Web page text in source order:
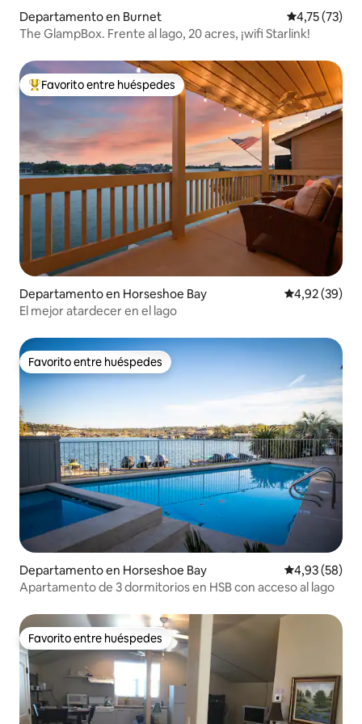
Departamento en Burnet Calificación
4,75 (73)
The GlampBox. Frente al lago, 20 acres, ¡wifi Starlink!
Favorito entre los huéspedes más destacados
Favorito entre huéspedes
Departamento en Horseshoe Bay Calificación
4,92 (39)
El mejor atardecer en el lago
Favorito entre huéspedes
Favorito entre huéspedes
Departamento en Horseshoe Bay Calificación
4,93 (58)
Apartamento de 3 dormitorios en HSB con acceso al lago
Favorito entre huéspedes
Favorito entre huéspedes